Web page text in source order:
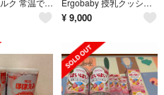
らくらくミルク 常温で飲める液体ミルク 0か月低月齢から(アタッチメントなし)(120ml×12本入) Ergobaby 授乳クッション
¥ 9,000